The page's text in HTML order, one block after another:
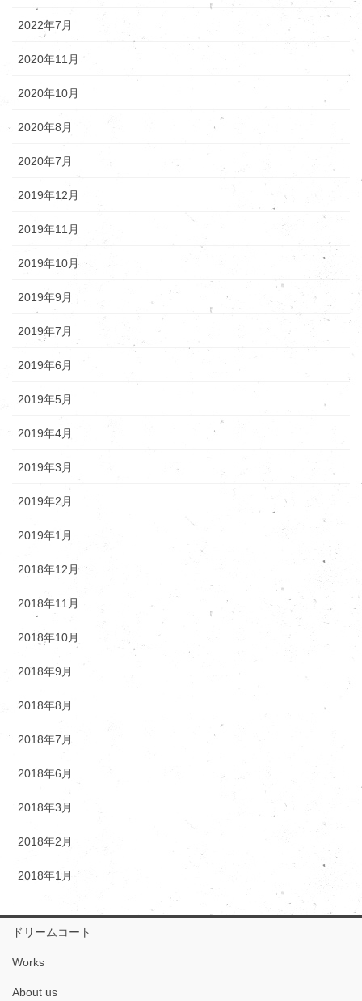
2022年7月
2020年11月
2020年10月
2020年8月
2020年7月
2019年12月
2019年11月
2019年10月
2019年9月
2019年7月
2019年6月
2019年5月
2019年4月
2019年3月
2019年2月
2019年1月
2018年12月
2018年11月
2018年10月
2018年9月
2018年8月
2018年7月
2018年6月
2018年3月
2018年2月
2018年1月
ドリームコート
Works
About us